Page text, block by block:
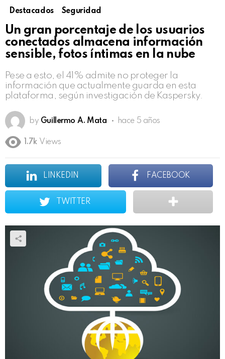
Destacados Seguridad
Un gran porcentaje de los usuarios
conectados almacena información
sensible, fotos íntimas en la nube
Pese a esto, el 41% admite no proteger la
información que actualmente guarda en esta
plataforma, según investigación de Kaspersky.
by Guillermo A. Mata hace 5 años
1.7k Views
LINKEDIN FACEBOOK
TWITTER